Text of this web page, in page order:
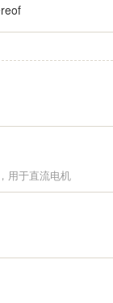
用于直流电机